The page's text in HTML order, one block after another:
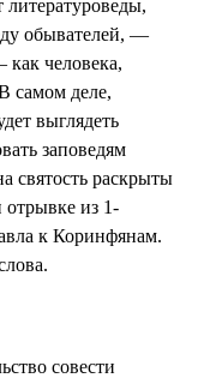
обывателей, —
человека,
самом деле,
выглядеть
заповедям
святость раскрыты
отрывке из 1-
к Коринфянам.
совести